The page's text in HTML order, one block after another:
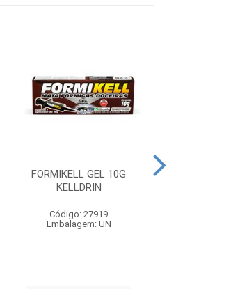
FORMIKELL GEL 10G
KELLDRIN
Código: 27919
Embalagem: UN